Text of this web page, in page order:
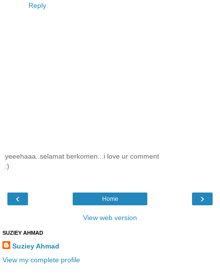
Reply
yeeehaaa..selamat berkomen...i love ur comment
:)
‹ ›
Home
View web version
SUZIEY AHMAD
Suziey Ahmad
View my complete profile